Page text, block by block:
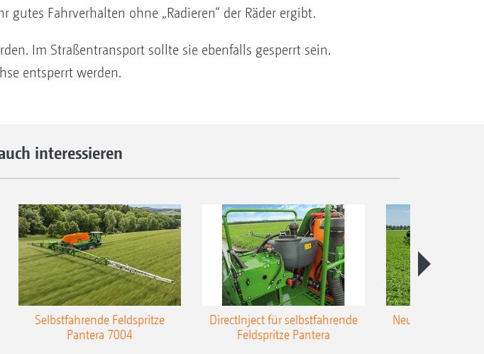
Fahrverhalten ohne „Radieren“ der Räder ergibt.
Im Straßentransport sollte sie ebenfalls gesperrt sein.
entsperrt werden.
interessieren
Selbstfahrende Feldspritze
Pantera 7004
DirectInject für selbstfahrende
Feldspritze Pantera
Neue Super-L3-